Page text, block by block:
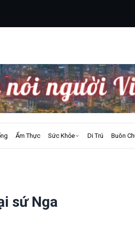
Ẩm Thực Sức Khỏe Di Trú Buôn
sứ Nga